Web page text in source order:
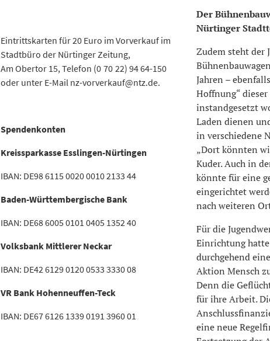
Eintrittskarten für 20 Euro im Vorverkauf im
Stadtbüro der Nürtinger Zeitung,
Am Obertor 15, Telefon (0 70 22) 94 64-150
oder unter E-Mail nz-vorverkauf@ntz.de.
Spendenkonten
Kreissparkasse Esslingen-Nürtingen
IBAN: DE98 6115 0020 0010 2133 44
Baden-Württembergische Bank
IBAN: DE68 6005 0101 0405 1352 40
Volksbank Mittlerer Neckar
IBAN: DE42 6129 0120 0533 3330 08
VR Bank Hohenneuffen-Teck
IBAN: DE67 6126 1339 0191 3960 01
Der
Nürtinger
Zudem steht der
Jahren –
Hoffnung“
instandgesetzt
Laden dienen
in verschiedene
„Dort könnten
Kuder. Auch in
könnte für eine
eingerichtet
nach weiteren
Für die
Einrichtung
durchgehend
Aktion Mensch
Denn die
für ihre Arbeit.
eine neue